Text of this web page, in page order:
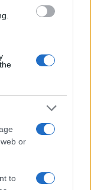
or
to
Konecsni
Könyvtár és a
Központ.